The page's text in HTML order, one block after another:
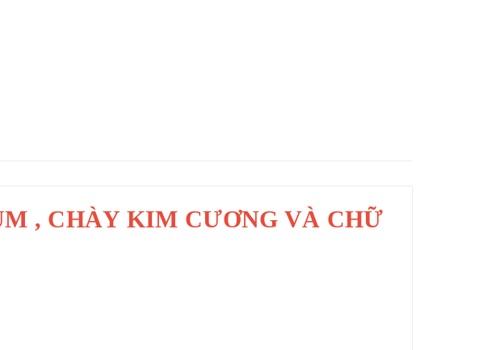
, CHÀY KIM CƯƠNG VÀ CHỮ